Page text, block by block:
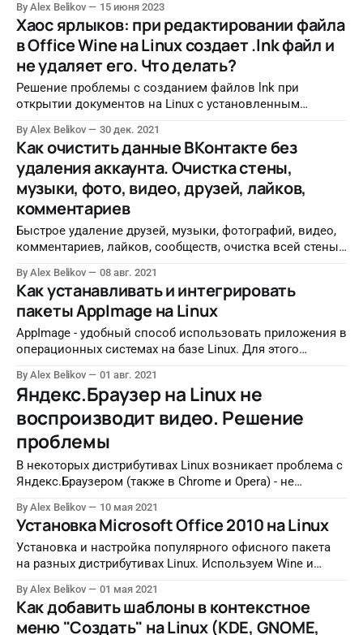
строит таблицу истинности (если хватает места) и
выводит сводку по принадлежности классам. В боте
можно также получить краткую информацию обо всем
этом со ссылками на соответствующие статьи в
Википедии, введя /help Ссылка: @GreatPostClassesBot
GitHub:
By Alex Belikov 15 июня 2023
Хаос ярлыков: при редактировании файла
в Office Wine на Linux создает .lnk файл и
не удаляет его. Что делать?
Решение проблемы с созданием файлов lnk при
открытии документов на Linux с установленным
By Alex Belikov 30 дек. 2021
Как очистить данные ВКонтакте без
удаления аккаунта. Очистка стены,
музыки, фото, видео, друзей, лайков,
комментариев
Быстрое удаление друзей, музыки, фотографий, видео,
комментариев, лайков, сообществ, очистка всей стены
By Alex Belikov 08 авг. 2021
Как устанавливать и интегрировать
пакеты AppImage на Linux
AppImage - удобный способ использовать приложения в
операционных системах на базе Linux. Для этого
При этом даже не требуется установка - приложение
сразу работает. AppImageLauncher помогает эффективно
управлять такими приложениями.
By Alex Belikov 01 авг. 2021
Яндекс.Браузер на Linux не
воспроизводит видео. Решение
проблемы
В некоторых дистрибутивах Linux возникает проблема с
Яндекс.Браузером (также в Chrome и Opera) - не
By Alex Belikov 10 мая 2021
Установка Microsoft Office 2010 на Linux
Установка и настройка популярного офисного пакета
на разных дистрибутивах Linux. Используем Wine и
By Alex Belikov 01 мая 2021
Как добавить шаблоны в контекстное
меню "Создать" на Linux (KDE, GNOME,